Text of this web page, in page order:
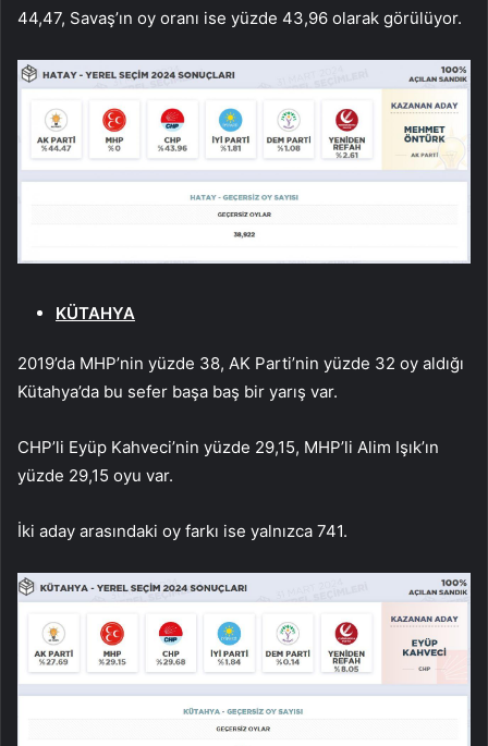
44,47, Savaş’ın oy oranı ise yüzde 43,96 olarak görülüyor.
KÜTAHYA
2019’da MHP’nin yüzde 38, AK Parti’nin yüzde 32 oy aldığı
Kütahya’da bu sefer başa baş bir yarış var.
CHP’li Eyüp Kahveci’nin yüzde 29,15, MHP’li Alim Işık’ın
yüzde 29,15 oyu var.
İki aday arasındaki oy farkı ise yalnızca 741.